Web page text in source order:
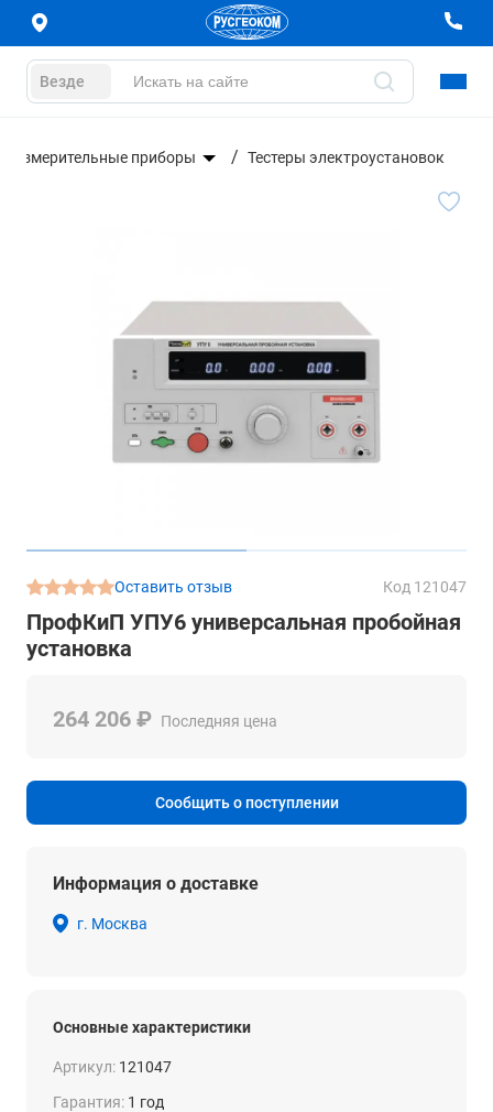
Везде
приборы Тестеры электроустановок
Оставить отзыв Код 121047
ПрофКиП УПУ6 универсальная пробойная
установка
264 206 ₽ Последняя цена
Сообщить о поступлении
Информация о доставке
г. Москва
Основные характеристики
Артикул: 121047
Гарантия: 1 год